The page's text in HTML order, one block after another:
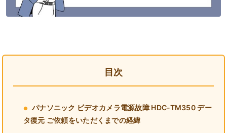
目次
パナソニック ビデオカメラ電源故障 HDC-TM350 デー
タ復元 ご依頼をいただくまでの経緯